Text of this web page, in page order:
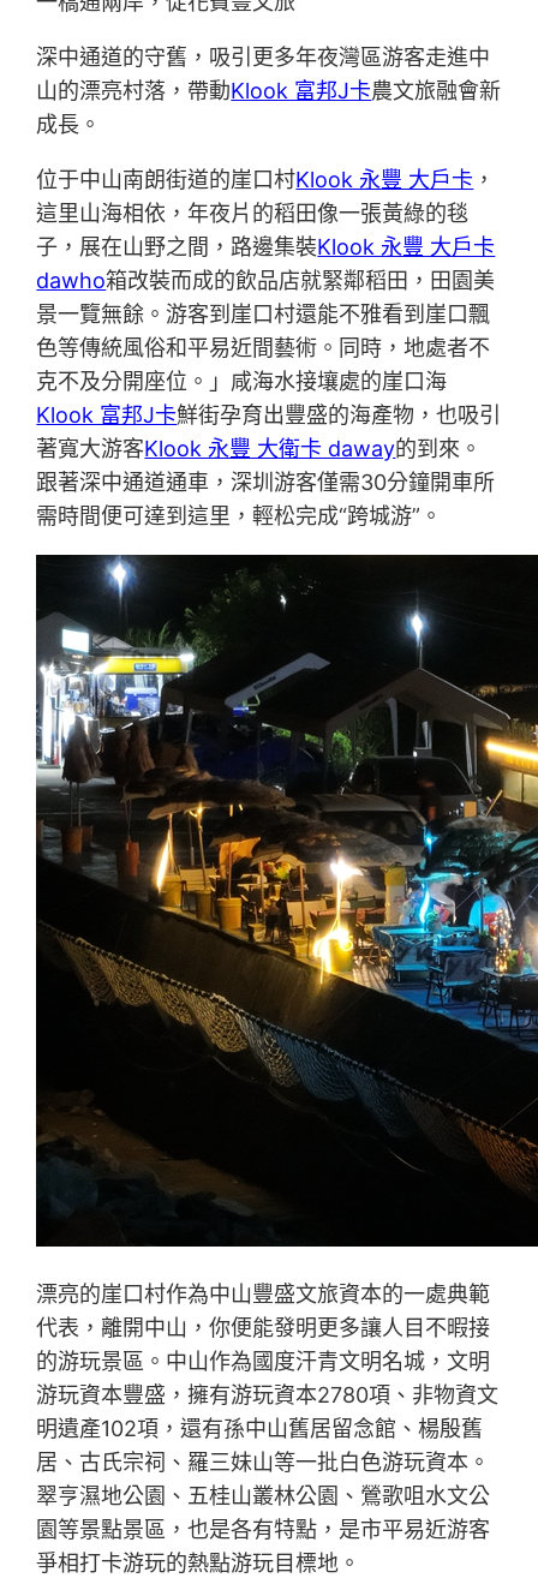
深中通道的守舊，吸引更多年夜灣區游客走進中
山的漂亮村落，帶動Klook 富邦J卡農文旅融會新
成長。
位于中山南朗街道的崖口村Klook 永豐 大戶卡 ，
這里山海相依，年夜片的稻田像一張黃綠的毯
子，展在山野之間，路邊集裝Klook 永豐 大戶卡
dawho箱改裝而成的飲品店就緊鄰稻田，田園美
景一覽無餘。游客到崖口村還能不雅看到崖口飄
色等傳統風俗和平易近間藝術。同時，地處者不
克不及分開座位。」咸海水接壤處的崖口海
Klook 富邦J卡鮮街孕育出豐盛的海產物，也吸引
著寬大游客Klook 永豐 大衛卡 daway的到來。
跟著深中通道通車，深圳游客僅需30分鐘開車所
需時間便可達到這里，輕松完成“跨城游”。
漂亮的崖口村作為中山豐盛文旅資本的一處典範
代表，離開中山，你便能發明更多讓人目不暇接
的游玩景區。中山作為國度汗青文明名城，文明
游玩資本豐盛，擁有游玩資本2780項、非物資文
明遺產102項，還有孫中山舊居留念館、楊殷舊
居、古氏宗祠、羅三妹山等一批白色游玩資本。
翠亨濕地公園、五桂山叢林公園、鶯歌咀水文公
園等景點景區，也是各有特點，是市平易近游客
爭相打卡游玩的熱點游玩目標地。